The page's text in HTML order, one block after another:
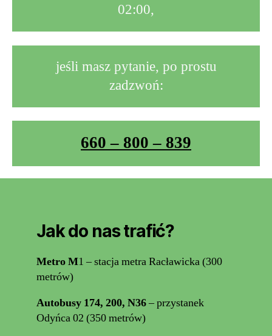
02:00,
jeśli masz pytanie, po prostu
zadzwoń:
660 – 800 – 839
Jak do nas trafić?
Metro M1 – stacja metra Racławicka (300
metrów)
Autobusy 174, 200, N36– przystanek
Odyńca 02 (350 metrów)